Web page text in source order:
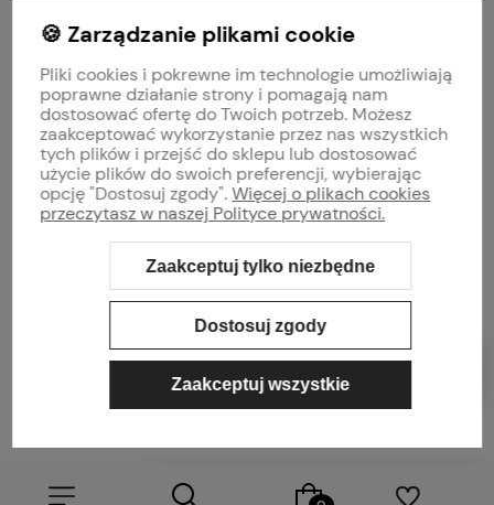
MOJE KONTO
PŁATNOŚCI I DOSTAWA
INFORMACJE
O NAS
Sklep internetowy Shoper Premium Szablon Shoper Modern 3.0™
GrowCommerce
🍪 Zarządzanie plikami cookie
Pliki cookies i pokrewne im technologie umożliwiają
poprawne działanie strony i pomagają nam
dostosować ofertę do Twoich potrzeb. Możesz
zaakceptować wykorzystanie przez nas wszystkich
tych plików i przejść do sklepu lub dostosować
użycie plików do swoich preferencji, wybierając
opcję "Dostosuj zgody".Więcej o plikach cookies
przeczytasz w naszej Polityce prywatności.
Zaakceptuj tylko niezbędne
Dostosuj zgody
Zaakceptuj wszystkie